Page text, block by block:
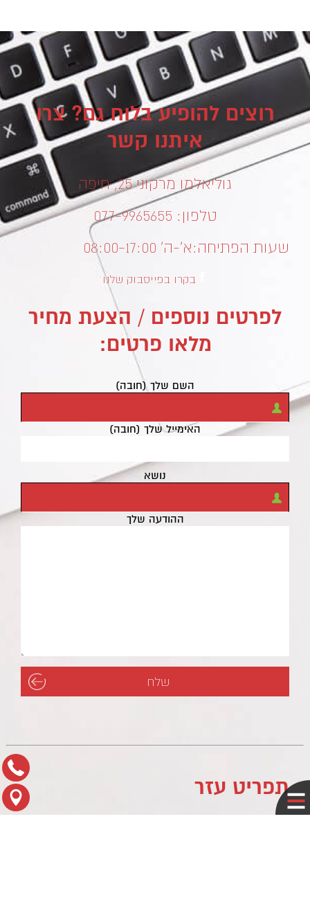
רוצים להופיע בלוח גם? צרו
איתנו קשר
גוליאלמו מרקוני 25, חיפה
טלפון: 077-9965655
שעות הפתיחה:א’-ה’ 08:00-17:00
בקרו בפייסבוק שלנו
לפרטים נוספים / הצעת מחיר
מלאו פרטים:
השם שלך (חובה)
האימייל שלך (חובה)
נושא
ההודעה שלך
תפריט עזר